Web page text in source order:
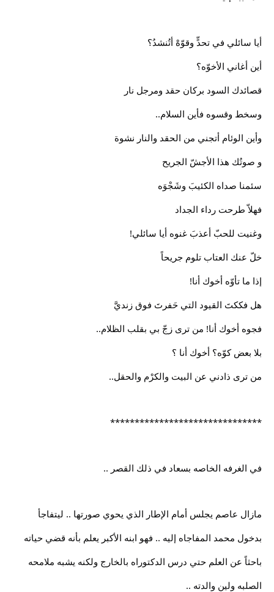
أيا سائلي في تحدٍّ وقوّهْ أتُنشدُ؟
أين أغاني الأخوّه؟
قصائدك السود بركان حقد ومرجل نار
وسخط وقسوه فأين السلام..
وأين الوئام أتجني من الحقد والنار نشوة
و صوتُك هذا الأجشّ الجريح
سئمنا صداه الكئيبَ وشَجْوَه
فهلاّ طرحت رداء الجداد
وغنيت للحبّ أعذبَ غنوه أيا سائلي!
خلّ عنك العتاب تلوم جريحاً
إذا ما تأوّه أخوك أنا!
هل فككتَ القيود التي حَفرتَ فوق زنديَّ
فجوه أخوك أنا! من ترى زجّ بي بقلب الظلام..
بلا بعض كوّه؟ أخوك أنا ؟
من ترى ذادني عن البيت والكرْم والحقل..
*******************************
في الغرفه الخاصه بسعاد في ذلك القصر ..
مازال عاصم يجلس أمام الإطار الذي يحوي صورتها .. ليتفاجأ
بدخول محمد المفاجاه إليه .. فهو ابنه الأكبر يعلم بأنه قضي حياته
باحثاً عن العلم حتي درس الدكتوراه بالخارج ولكنه يشبه ملامحه
الصلبه ولين والدته ..